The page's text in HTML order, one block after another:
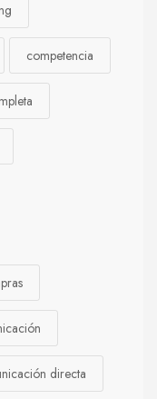
competencia
directa